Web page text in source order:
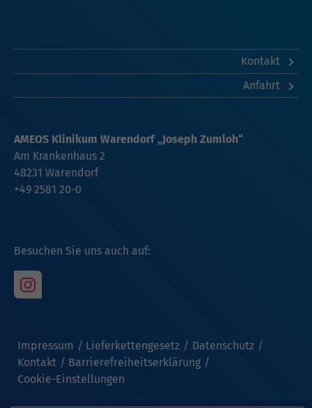
Kontakt
Anfahrt
Besuchen Sie uns auch auf:
Impressum Lieferkettengesetz
Datenschutz
Kontakt
Barrierefreiheitserklärung
Cookie-Einstellungen
AMEOS Klinikum Warendorf „Joseph Zumloh“
Am Krankenhaus 2
48231 Warendorf
+49 2581 20-0